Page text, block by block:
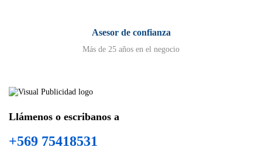
Asesor de confianza
Más de 25 años en el negocio
Llámenos o escribanos a
+569 75418531